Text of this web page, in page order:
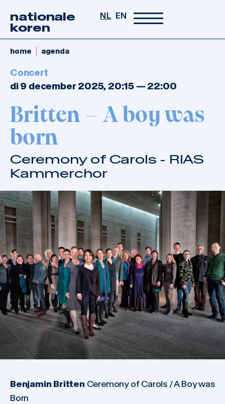
nationale
koren
NL EN
home agenda
Concert
di 9 december 2025, 20:15 — 22:00
Britten – A boy was
born
Ceremony of Carols - RIAS
Kammerchor
Benjamin Britten Ceremony of Carols / A Boy was
Born